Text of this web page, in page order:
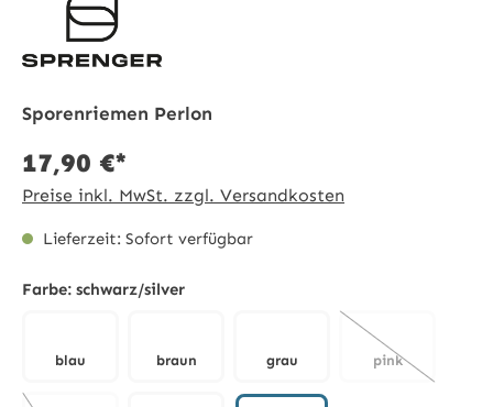
Sporenriemen Perlon
17,90 €*
Preise inkl. MwSt. zzgl. Versandkosten
Lieferzeit: Sofort verfügbar
Farbe: schwarz/silver
blau braun grau
grau
pink